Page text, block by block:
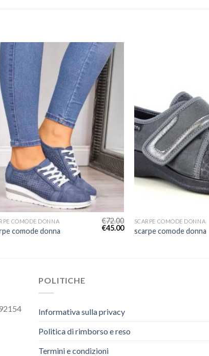
COMODE DONNA
comode donna
€72.00
€45.00
SCARPE COMODE DONNA
scarpe comode donna
POLITICHE
Informativa sulla privacy
Politica di rimborso e reso
Termini e condizioni